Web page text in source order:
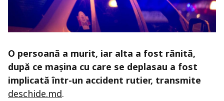
O persoană a murit, iar alta a fost rănită,
după ce mașina cu care se deplasau a fost
implicată într-un accident rutier, transmite
deschide.md.